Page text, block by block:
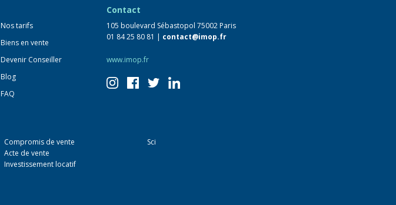
Nos tarifs
Biens en vente
Devenir Conseiller
Blog
FAQ
Contact
105 boulevard Sébastopol 75002 Paris
01 84 25 80 81 | contact@imop.fr
www.imop.fr
Compromis de vente
Acte de vente
Investissement locatif
Sci